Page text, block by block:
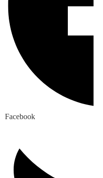
Facebook